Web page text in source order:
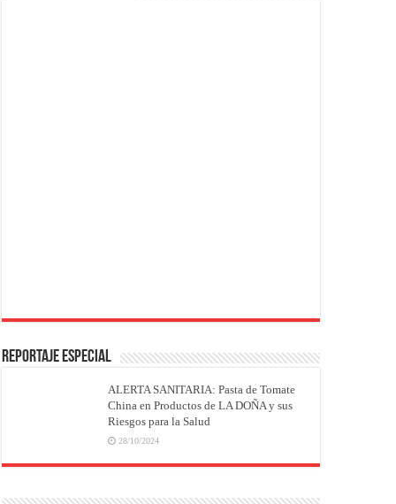
REPORTAJE ESPECIAL
ALERTA SANITARIA: Pasta de Tomate
China en Productos de LA DOÑA y sus
Riesgos para la Salud
28/10/2024